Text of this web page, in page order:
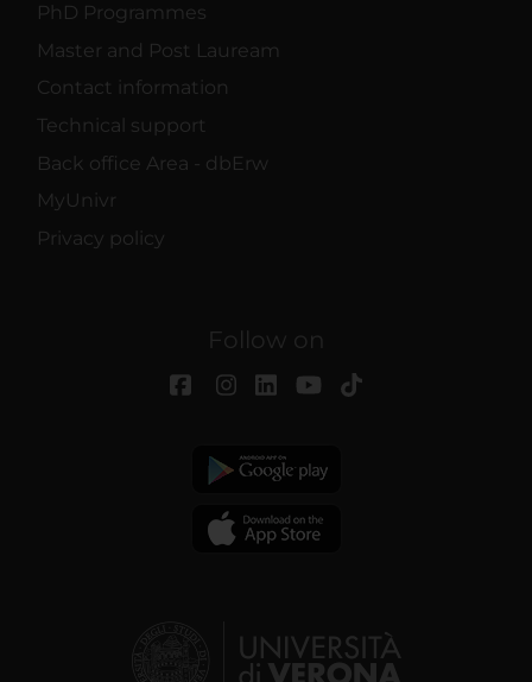
PhD Programmes
Master and Post Lauream
Contact information
Technical support
Back office Area - dbErw
MyUnivr
Privacy policy
Follow on